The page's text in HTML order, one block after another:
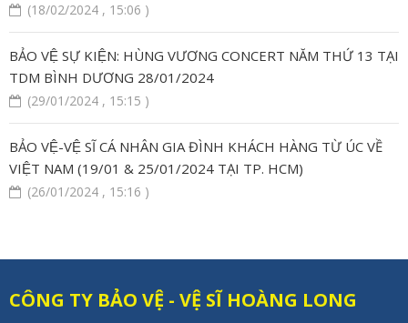
(18/02/2024 , 15:06 )
BẢO VỆ SỰ KIỆN: HÙNG VƯƠNG CONCERT NĂM THỨ 13 TẠI
TDM BÌNH DƯƠNG 28/01/2024
(29/01/2024 , 15:15 )
BẢO VỆ-VỆ SĨ CÁ NHÂN GIA ĐÌNH KHÁCH HÀNG TỪ ÚC VỀ
VIỆT NAM (19/01 & 25/01/2024 TẠI TP. HCM)
(26/01/2024 , 15:16 )
CÔNG TY BẢO VỆ - VỆ SĨ HOÀNG LONG